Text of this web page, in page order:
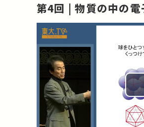
第4回 | 物質の中の電